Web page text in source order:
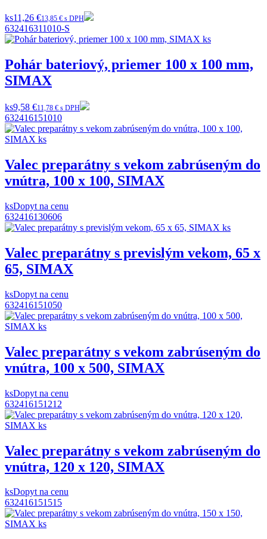
ks11,26 €13,85 € s DPH
632416311010-S
Pohár bateriový, priemer 100 x 100 mm,
SIMAX
ks9,58 €11,78 € s DPH
632416151010
Valec preparátny s vekom zabrúseným do
vnútra, 100 x 100, SIMAX
ksDopyt na cenu
632416130606
Valec preparátny s previslým vekom, 65 x
65, SIMAX
ksDopyt na cenu
632416151050
Valec preparátny s vekom zabrúseným do
vnútra, 100 x 500, SIMAX
ksDopyt na cenu
632416151212
Valec preparátny s vekom zabrúseným do
vnútra, 120 x 120, SIMAX
ksDopyt na cenu
632416151515